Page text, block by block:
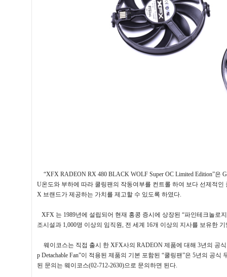
“XFX RADEON RX 480 BLACK WOLF Super OC Limited Edition”은
U온도와 부하에 따라 쿨링팬의 작동여부를 컨트롤 하여 보다 선제적인
X 브랜드가 제공하는 가치를 제고할 수 있도록 하였다.
XFX 는 1989년에 설립되어 현재 홍콩 증시에 상장된“파인테크놀로
조시설과 1,000명 이상의 임직원, 전 세계 16개 이상의 지사를 보유한 기
웨이코스는 직접 출시 한XFX사의 RADEON 제품에 대해 3년의 공
p Detachable Fan”이 적용된 제품의 기본 포함된 “쿨링팬”은 5년의 공식
된 문의는 웨이코스(02-712-2630)으로 문의하면 된다.